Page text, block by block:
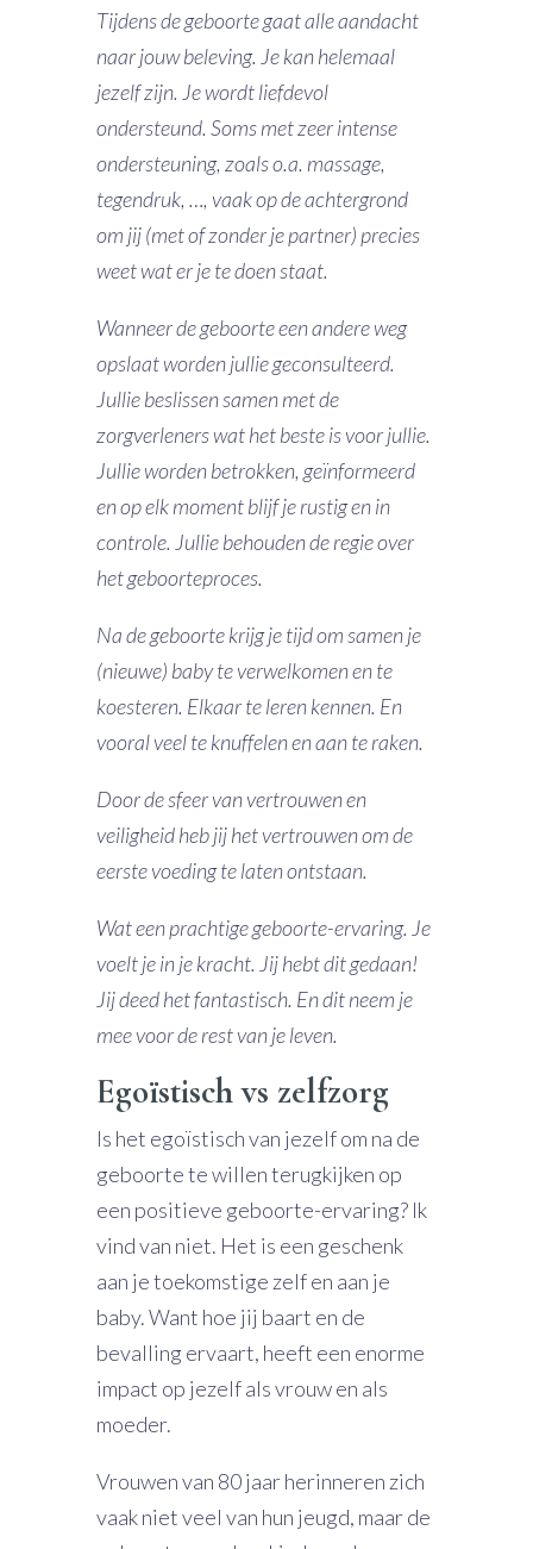
Tijdens de geboorte gaat alle aandacht
naar jouw beleving. Je kan helemaal
jezelf zijn. Je wordt liefdevol
ondersteund. Soms met zeer intense
ondersteuning, zoals o.a. massage,
tegendruk, …, vaak op de achtergrond
om jij (met of zonder je partner) precies
weet wat er je te doen staat.
Wanneer de geboorte een andere weg
opslaat worden jullie geconsulteerd.
Jullie beslissen samen met de
zorgverleners wat het beste is voor jullie.
Jullie worden betrokken, geïnformeerd
en op elk moment blijf je rustig en in
controle. Jullie behouden de regie over
het geboorteproces.
Na de geboorte krijg je tijd om samen je
(nieuwe) baby te verwelkomen en te
koesteren. Elkaar te leren kennen. En
vooral veel te knuffelen en aan te raken.
Door de sfeer van vertrouwen en
veiligheid heb jij het vertrouwen om de
eerste voeding te laten ontstaan.
Wat een prachtige geboorte-ervaring. Je
voelt je in je kracht. Jij hebt dit gedaan!
Jij deed het fantastisch. En dit neem je
mee voor de rest van je leven.
Egoïstisch vs zelfzorg
Is het egoïstisch van jezelf om na de
geboorte te willen terugkijken op
een positieve geboorte-ervaring? Ik
vind van niet. Het is een geschenk
aan je toekomstige zelf en aan je
baby. Want hoe jij baart en de
bevalling ervaart, heeft een enorme
impact op jezelf als vrouw en als
moeder.
Vrouwen van 80 jaar herinneren zich
vaak niet veel van hun jeugd, maar de